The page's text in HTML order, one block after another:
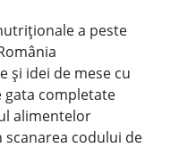
a peste
și idei de mese cu
completate
alimentelor
codului de